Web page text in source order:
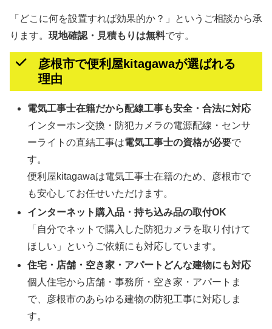
「どこに何を設置すれば効果的か？」というご相談から承
ります。 現地確認・見積もりは無料です。
彦根市で便利屋kitagawaが選ばれる
理由
電気工事士在籍だから配線工事も安全・合法に対応
インターホン交換・防犯カメラの電源配線・センサ
ーライトの直結工事は電気工事士の資格が必要で
す。
便利屋kitagawaは電気工事士在籍のため、彦根市で
も安心してお任せいただけます。
インターネット購入品・持ち込み品の取付OK
「自分でネットで購入した防犯カメラを取り付けて
ほしい」というご依頼にも対応しています。
住宅・店舗・空き家・アパートどんな建物にも対応
個人住宅から店舗・事務所・空き家・アパートま
で、彦根市のあらゆる建物の防犯工事に対応しま
す。